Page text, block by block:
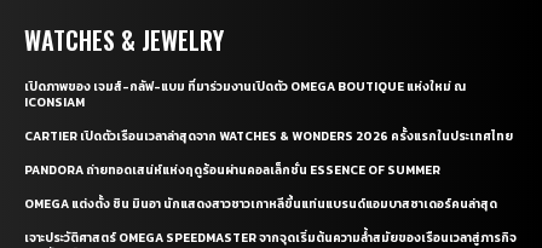
WATCHES & JEWELRY
เปิดภาพของ เจมส์-กลัฟ-แบม ที่มาร่วมงานเปิดตัว OMEGA BOUTIQUE แห่งใหม่ ณ
ICONSIAM
CARTIER เปิดตัวเรือนเวลาล่าสุดจาก WATCHES & WONDERS 2026 ครั้งแรกในประเทศไทย
PANDORA ถ่ายทอดเสน่ห์แห่งฤดูร้อนผ่านคอลเล็กชั่น ESSENCE OF SUMMER
OMEGA แต่งตั้ง ชิน มินอา นักแสดงสาวชาวเกาหลีขึ้นแท่นแบรนด์แอมบาสซาเดอร์คนล่าสุด
เจาะประวัติศาสตร์ OMEGA SPEEDMASTER จากจุดเริ่มต้นความล้ำสมัยของเรือนเวลาสู่ภารกิจ